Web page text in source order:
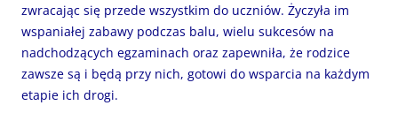
zwracając się przede wszystkim do uczniów. Życzyła im
wspaniałej zabawy podczas balu, wielu sukcesów na
nadchodzących egzaminach oraz zapewniła, że rodzice
zawsze są i będą przy nich, gotowi do wsparcia na każdym
etapie ich drogi.